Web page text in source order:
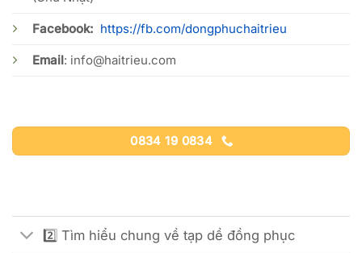
Facebook: https://fb.com/dongphuchaitrieu
Email: info@haitrieu.com
0834 19 0834
2️⃣ Tìm hiểu chung về tạp dề đồng phục